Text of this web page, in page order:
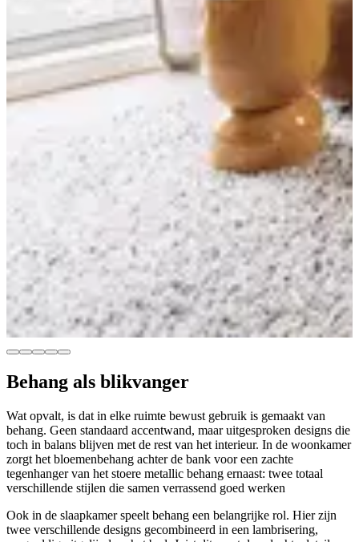
Behang als blikvanger
Wat opvalt, is dat in elke ruimte bewust gebruik is gemaakt van
behang. Geen standaard accentwand, maar uitgesproken designs die
toch in balans blijven met de rest van het interieur. In de woonkamer
zorgt het bloemenbehang achter de bank voor een zachte
tegenhanger van het stoere metallic behang ernaast: twee totaal
verschillende stijlen die samen verrassend goed werken
Ook in de slaapkamer speelt behang een belangrijke rol. Hier zijn
twee verschillende designs gecombineerd in een lambrisering,